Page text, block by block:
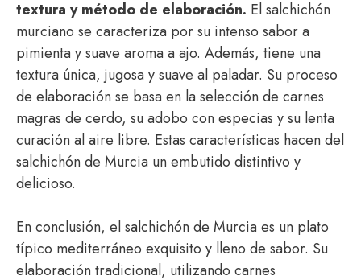
textura y método de elaboración. El salchichón
murciano se caracteriza por su intenso sabor a
pimienta y suave aroma a ajo. Además, tiene una
textura única, jugosa y suave al paladar. Su proceso
de elaboración se basa en la selección de carnes
magras de cerdo, su adobo con especias y su lenta
curación al aire libre. Estas características hacen del
salchichón de Murcia un embutido distintivo y
delicioso.
En conclusión, el salchichón de Murcia es un plato
típico mediterráneo exquisito y lleno de sabor. Su
elaboración tradicional, utilizando carnes